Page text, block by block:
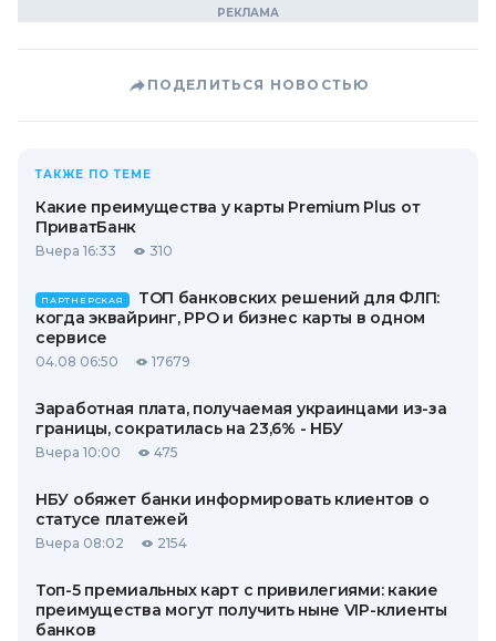
ПОДЕЛИТЬСЯ НОВОСТЬЮ
ТАКЖЕ ПО ТЕМЕ
Какие преимущества у карты Premium Plus от
ПриватБанк
Вчера 16:33 310
ПАРТНЕРСКАЯ
ТОП банковских решений для ФЛП:
когда эквайринг, РРО и бизнес карты в одном
сервисе
04.08 06:50 17679
Заработная плата, получаемая украинцами из-за
границы, сократилась на 23,6% - НБУ
Вчера 10:00 475
НБУ обяжет банки информировать клиентов о
статусе платежей
Вчера 08:02 2154
Топ-5 премиальных карт с привилегиями: какие
преимущества могут получить ныне VIP-клиенты
банков